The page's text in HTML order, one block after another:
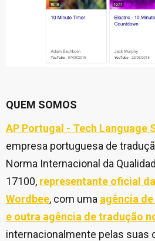
QUEM SOMOS
AP Portugal - Tech Language
empresa portuguesa de
Norma Internacional da
17100, representante oficial
Wordbee, com uma agência
e outra agência de tradução
internacionalmente pelas suas